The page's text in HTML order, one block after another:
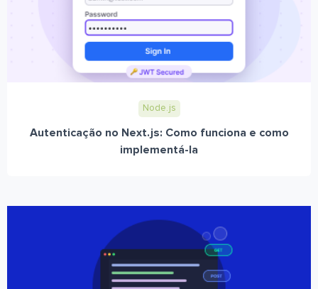
Node.js
Autenticação no Next.js: Como funciona e como
implementá-la